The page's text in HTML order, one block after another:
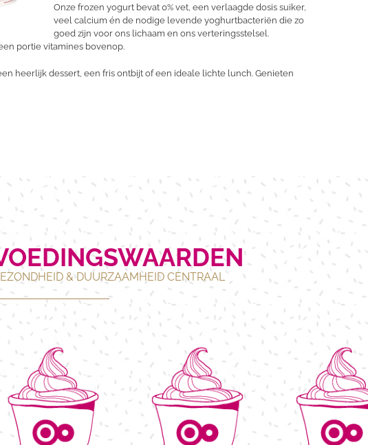
Onze frozen yogurt bevat 0% vet, een verlaagde dosis suiker,
veel calcium én de nodige levende yoghurtbacteriën die zo
goed zijn voor ons lichaam en ons verteringsstelsel.
portie vitamines bovenop.
heerlijk dessert, een fris ontbijt of een ideale lichte lunch. Genieten
& DUURZAAMHEID CENTRAAL